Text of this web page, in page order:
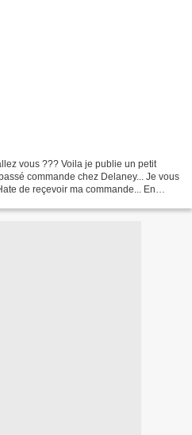
vous ??? Voila je publie un petit
commande chez Delaney... Je vous
de reçevoir ma commande... En